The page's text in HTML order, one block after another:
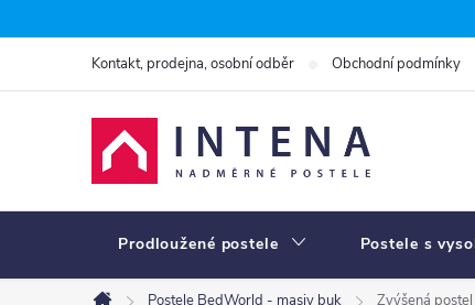
na
Kontakt, prodejna, osobní odběr Obchodní podmínky
Prodloužené postele Postele s
Postele BedWorld - masiv buk Zvýšená